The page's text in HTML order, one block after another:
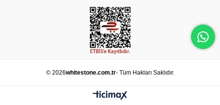
© 2026whitestone.com.tr- Tüm Hakları Saklıdır.